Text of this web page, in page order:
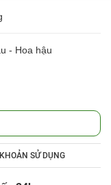
- Hoa hậu
SỬ DỤNG